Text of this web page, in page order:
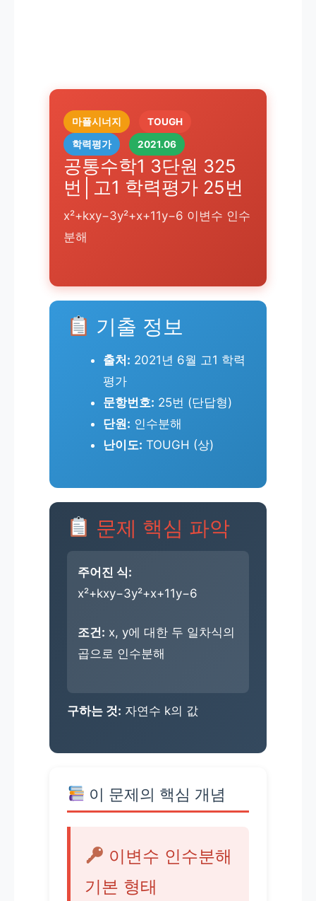
마플시너지
TOUGH
학력평가
2021.06
공통수학1 3단원 325
번│고1 학력평가 25번
x²+kxy−3y²+x+11y−6 이변수 인수
분해
기출 정보
출처: 2021년 6월 고1 학력
평가
문항번호: 25번 (단답형)
단원: 인수분해
난이도: TOUGH (상)
문제 핵심 파악
주어진 식:
x²+kxy−3y²+x+11y−6
조건: x, y에 대한 두 일차식의
곱으로 인수분해
구하는 것: 자연수 k의 값
이 문제의 핵심 개념
이변수 인수분해
기본 형태